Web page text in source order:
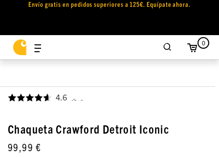
Envío gratis en pedidos superiores a 125€. Equípate ahora.
0
4.6 ,
Chaqueta Crawford Detroit Iconic
99,99 €